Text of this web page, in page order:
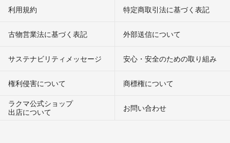
利用規約 特定商取引法に基づく表記
古物営業法に基づく表記 外部送信について
サステナビリティメッセージ 安心・安全のための取り組み
権利侵害について
商標権について
ラクマ公式ショップ
出店について
お問い合わせ